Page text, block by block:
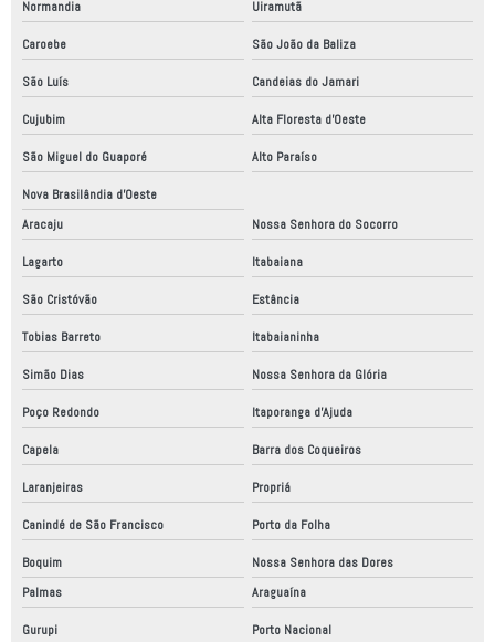
Normandia Uiramutã
Caroebe São João da Baliza
São Luís Candeias do Jamari
Cujubim Alta Floresta d'Oeste
São Miguel do Guaporé Alto Paraíso
Nova Brasilândia d'Oeste
Aracaju
Nossa Senhora do Socorro
Lagarto Itabaiana
São Cristóvão Estância
Tobias Barreto Itabaianinha
Simão Dias Nossa Senhora da Glória
Poço Redondo Itaporanga d'Ajuda
Capela Barra dos Coqueiros
Laranjeiras Propriá
Canindé de São Francisco Porto da Folha
Boquim
Nossa Senhora das Dores
Palmas
Araguaína
Gurupi Porto Nacional